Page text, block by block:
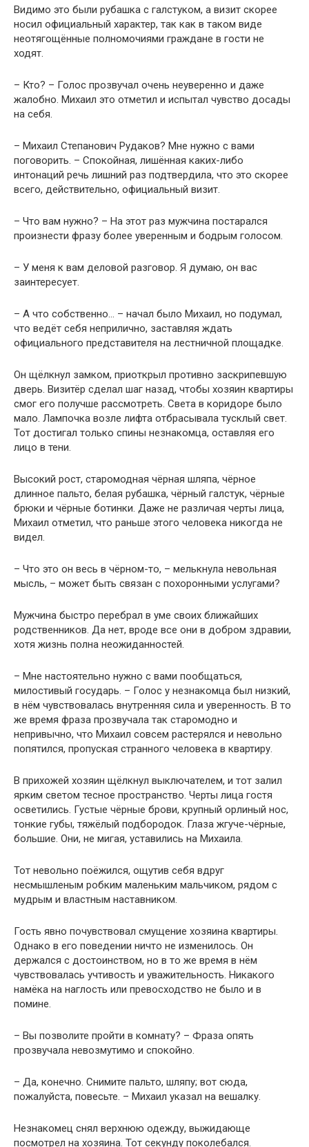
Видимо это были рубашка с галстуком, а визит скорее
носил официальный характер, так как в таком виде
неотягощённые полномочиями граждане в гости не
ходят.
– Кто? – Голос прозвучал очень неуверенно и даже
жалобно. Михаил это отметил и испытал чувство досады
на себя.
– Михаил Степанович Рудаков? Мне нужно с вами
поговорить. – Спокойная, лишённая каких-либо
интонаций речь лишний раз подтвердила, что это скорее
всего, действительно, официальный визит.
– Что вам нужно? – На этот раз мужчина постарался
произнести фразу более уверенным и бодрым голосом.
– У меня к вам деловой разговор. Я думаю, он вас
заинтересует.
– А что собственно… – начал было Михаил, но подумал,
что ведёт себя неприлично, заставляя ждать
официального представителя на лестничной площадке.
Он щёлкнул замком, приоткрыл противно заскрипевшую
дверь. Визитёр сделал шаг назад, чтобы хозяин квартиры
смог его получше рассмотреть. Света в коридоре было
мало. Лампочка возле лифта отбрасывала тусклый свет.
Тот достигал только спины незнакомца, оставляя его
лицо в тени.
Высокий рост, старомодная чёрная шляпа, чёрное
длинное пальто, белая рубашка, чёрный галстук, чёрные
брюки и чёрные ботинки. Даже не различая черты лица,
Михаил отметил, что раньше этого человека никогда не
видел.
– Что это он весь в чёрном-то, – мелькнула невольная
мысль, – может быть связан с похоронными услугами?
Мужчина быстро перебрал в уме своих ближайших
родственников. Да нет, вроде все они в добром здравии,
хотя жизнь полна неожиданностей.
– Мне настоятельно нужно с вами пообщаться,
милостивый государь. – Голос у незнакомца был низкий,
в нём чувствовалась внутренняя сила и уверенность. В то
же время фраза прозвучала так старомодно и
непривычно, что Михаил совсем растерялся и невольно
попятился, пропуская странного человека в квартиру.
В прихожей хозяин щёлкнул выключателем, и тот залил
ярким светом тесное пространство. Черты лица гостя
осветились. Густые чёрные брови, крупный орлиный нос,
тонкие губы, тяжёлый подбородок. Глаза жгуче-чёрные,
большие. Они, не мигая, уставились на Михаила.
Тот невольно поёжился, ощутив себя вдруг
несмышленым робким маленьким мальчиком, рядом с
мудрым и властным наставником.
Гость явно почувствовал смущение хозяина квартиры.
Однако в его поведении ничто не изменилось. Он
держался с достоинством, но в то же время в нём
чувствовалась учтивость и уважительность. Никакого
намёка на наглость или превосходство не было и в
помине.
– Вы позволите пройти в комнату? – Фраза опять
прозвучала невозмутимо и спокойно.
– Да, конечно. Снимите пальто, шляпу; вот сюда,
пожалуйста, повесьте. – Михаил указал на вешалку.
Незнакомец снял верхнюю одежду, выжидающе
посмотрел на хозяина. Тот секунду поколебался.